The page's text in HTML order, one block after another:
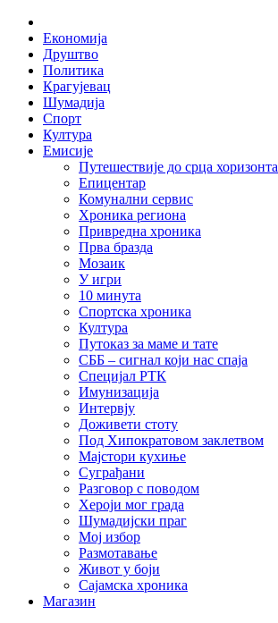
Skip
content
Економија
Друштво
Политика
Крагујевац
Шумадија
Спорт
Култура
Емисије
Путешествије до срца хоризонта
Епицентар
Комунални сервис
Хроника региона
Привредна хроника
Прва бразда
Мозаик
У игри
10 минута
Спортска хроника
Култура
Путоказ за маме и тате
СББ – сигнал који нас спаја
Специјал РТК
Имунизација
Интервју
Доживети стоту
Под Хипократовом заклетвом
Мајстори кухиње
Суграђани
Разговор с поводом
Хероји мог града
Шумадијски праг
Мој избор
Размотавање
Живот у боји
Сајамска хроника
Магазин